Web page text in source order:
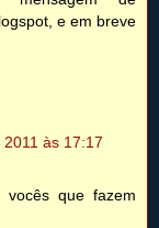
e em breve
às 17:17
vocês que fazem